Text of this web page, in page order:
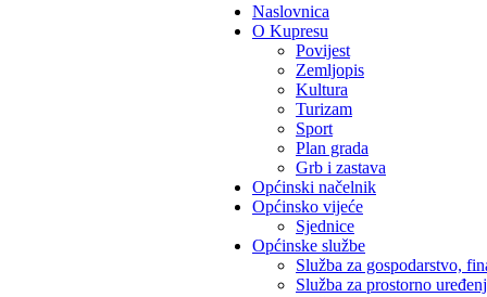
Naslovnica
O Kupresu
Povijest
Zemljopis
Kultura
Turizam
Sport
Plan grada
Grb i zastava
Općinski načelnik
Općinsko vijeće
Sjednice
Općinske službe
Služba za gospodarstvo,
Služba za prostorno